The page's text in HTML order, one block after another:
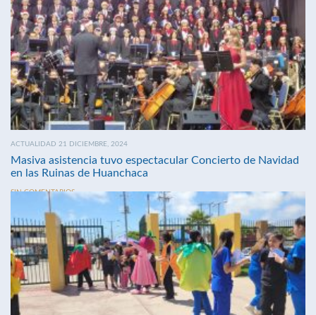
ACTUALIDAD 21 DICIEMBRE, 2024
Masiva asistencia tuvo espectacular Concierto de Navidad
en las Ruinas de Huanchaca
SIN COMENTARIOS